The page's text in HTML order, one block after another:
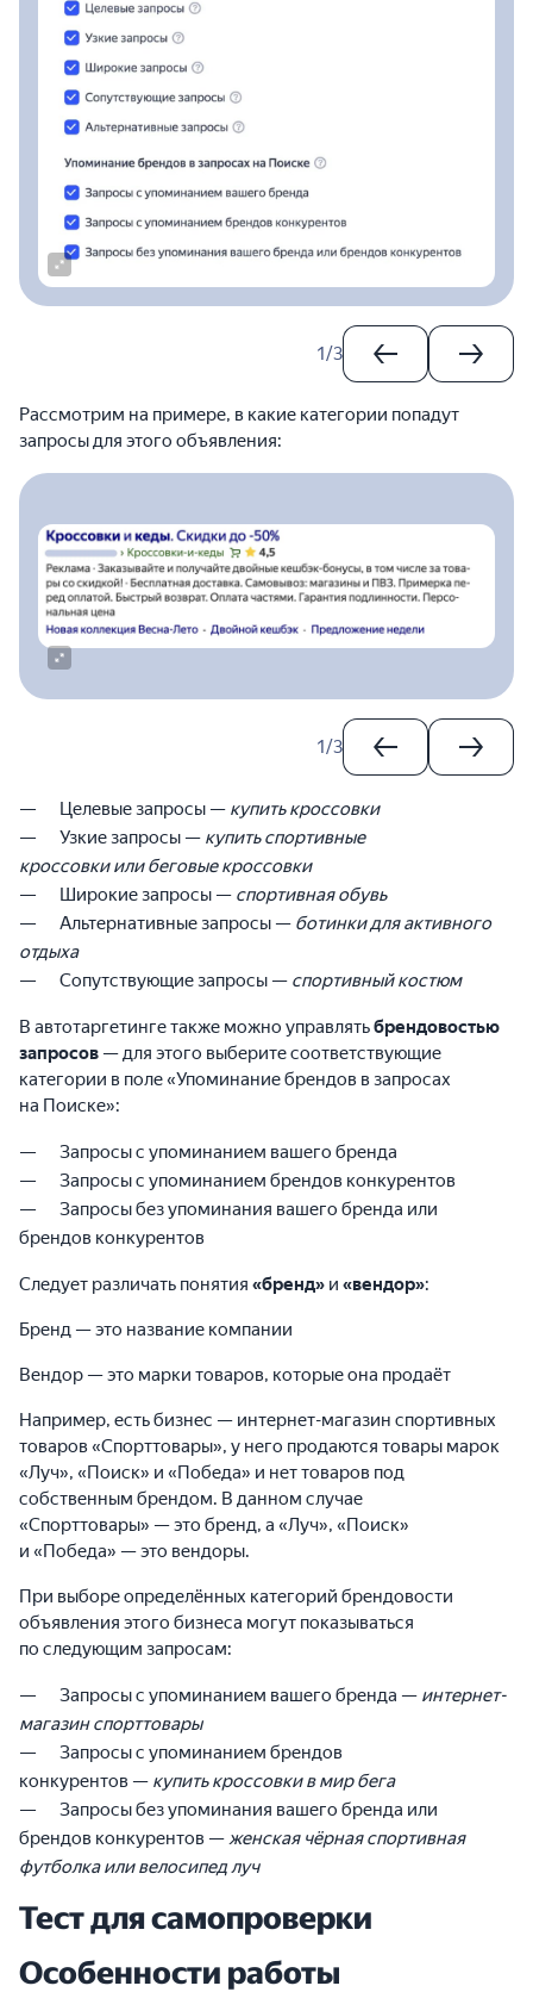
1/3
Рассмотрим на примере, в какие категории попадут
запросы для этого объявления:
1/3
Целевые запросы — купить кроссовки
Узкие запросы — купить спортивные
кроссовки или беговые кроссовки
Широкие запросы — спортивная обувь
Альтернативные запросы — ботинки для активного
отдыха
Сопутствующие запросы — спортивный костюм
В автотаргетинге также можно управлятьбрендовостью
запросов — для этого выберите соответствующие
категории в поле «Упоминание брендов в запросах
на Поиске»:
Запросы с упоминанием вашего бренда
Запросы с упоминанием брендов конкурентов
Запросы без упоминания вашего бренда или
брендов конкурентов
Следует различать понятия«бренд» и«вендор»:
Бренд — это название компании
Вендор — это марки товаров, которые она продаёт
Например, есть бизнес — интернет-магазин спортивных
товаров «Спорттовары», у него продаются товары марок
«Луч», «Поиск» и «Победа» и нет товаров под
собственным брендом. В данном случае
«Спорттовары» — это бренд, а «Луч», «Поиск»
и «Победа» — это вендоры.
При выборе определённых категорий брендовости
объявления этого бизнеса могут показываться
по следующим запросам:
Запросы с упоминанием вашего бренда — интернет-
магазин спорттовары
Запросы с упоминанием брендов
конкурентов — купить кроссовки в мир бега
Запросы без упоминания вашего бренда или
брендов конкурентов —женская чёрная спортивная
футболка или велосипед луч
Тест для самопроверки
Особенности работы